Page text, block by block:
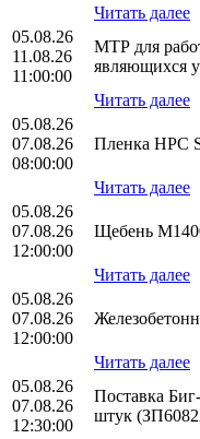
Читать далее
05.08.26
11.08.26
11:00:00
МТР для
являющихся
Читать далее
05.08.26
07.08.26
08:00:00
Пленка HPС
Читать далее
05.08.26
07.08.26
12:00:00
Щебень
Читать далее
05.08.26
07.08.26
12:00:00
Читать далее
05.08.26
07.08.26
12:30:00
Поставка
штук